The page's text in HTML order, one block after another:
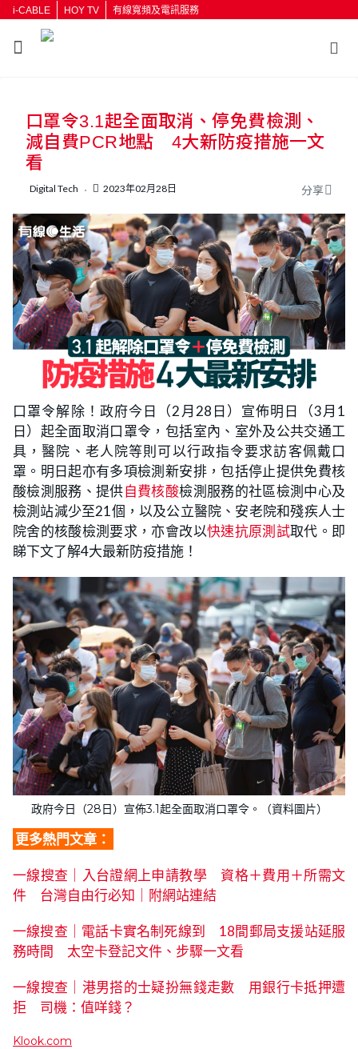
i-CABLE HOY TV 有線寬頻及電訊服務
按輸入鍵開始搜尋
口罩令3.1起全面取消、停免費檢測、
減自費PCR地點 4大新防疫措施一文
看
Digital Tech 2023年02月28日 分享
口罩令解除！政府今日（2月28日）宣佈明日（3月1
日）起全面取消口罩令，包括室內、室外及公共交通工
具，醫院、老人院等則可以行政指令要求訪客佩戴口
罩。明日起亦有多項檢測新安排，包括停止提供免費核
酸檢測服務、提供自費核酸檢測服務的社區檢測中心及
檢測站減少至21個，以及公立醫院、安老院和殘疾人士
院舍的核酸檢測要求，亦會改以快速抗原測試取代。即
睇下文了解4大最新防疫措施！
政府今日（28日）宣佈3.1起全面取消口罩令。（資料圖片）
更多熱門文章：
一線搜查｜入台證網上申請教學 資格＋費用＋所需文
件 台灣自由行必知｜附網站連結
一線搜查｜電話卡實名制死線到 18間郵局支援站延服
務時間 太空卡登記文件、步驟一文看
一線搜查｜港男搭的士疑扮無錢走數 用銀行卡抵押遭
拒 司機：值咩錢？
Klook.com